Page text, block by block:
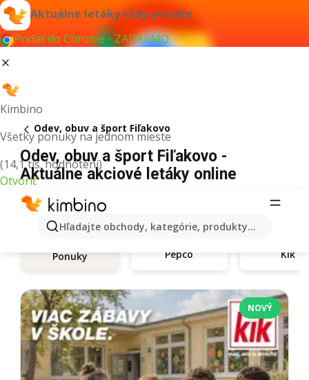
Aktuálne letáky vždy po ruke
Pridať do Chrome - ZADARMO
Kimbino
Všetky ponuky na jednom mieste
(14,1 tis. hodnotení)
Otvoriť
Hľadajte obchody, kategórie, produkty...
Odev, obuv a šport Fiľakovo
Odev, obuv a šport Fiľakovo -
Aktuálne akciové letáky online
Ponuky Pepco Kik
NOVÝ